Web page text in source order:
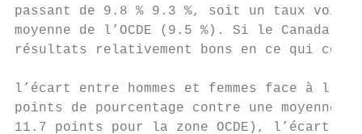
passant de 9.8 % 9.3 %, soit un
moyenne de l’OCDE (9.5 %). Si le
résultats relativement bons en ce qui
l’écart entre hommes et femmes
points de pourcentage contre une moyenne de
11.7 points pour la zone OCDE),